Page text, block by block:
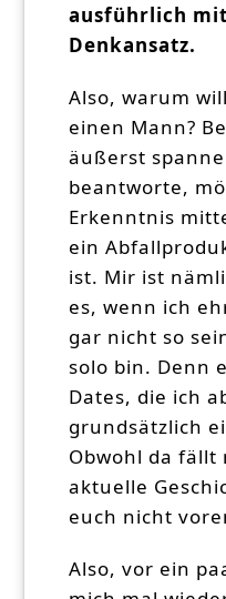
ausführlich
Denkansatz.
Also, warum
einen Mann?
äußerst
beantworte,
Erkenntnis
ein
ist. Mir ist
es, wenn ich
gar nicht so
solo bin. Denn
Dates, die ich
grundsätzlich
Obwohl da fällt
aktuelle
euch nicht
Also, vor ein